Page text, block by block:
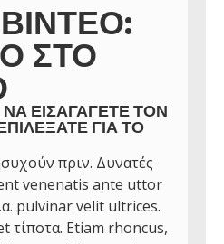
ΣΤΟ
ΕΙΣΑΓΆΓΕΤΕ ΤΟΝ
ΓΙΑ ΤΟ
πριν. Δυνατές
venenatis ante uttor
pulvinar velit ultrices.
τίποτα. Etiam rhoncus,